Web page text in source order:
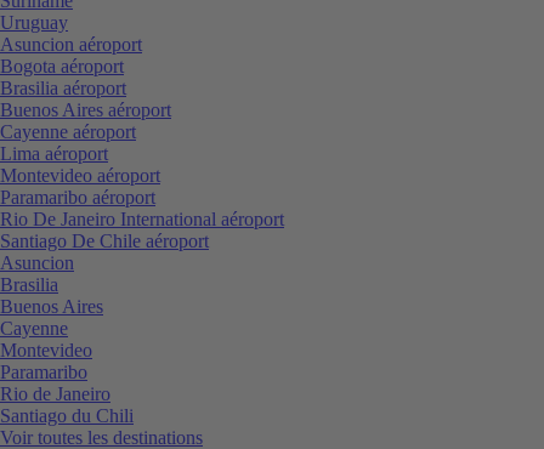
Uruguay
Asuncion aéroport
Bogota aéroport
Brasilia aéroport
Buenos Aires aéroport
Cayenne aéroport
Lima aéroport
Montevideo aéroport
Paramaribo aéroport
Rio De Janeiro International aéroport
Santiago De Chile aéroport
Asuncion
Brasilia
Buenos Aires
Cayenne
Montevideo
Paramaribo
Rio de Janeiro
Santiago du Chili
Voir toutes les destinations